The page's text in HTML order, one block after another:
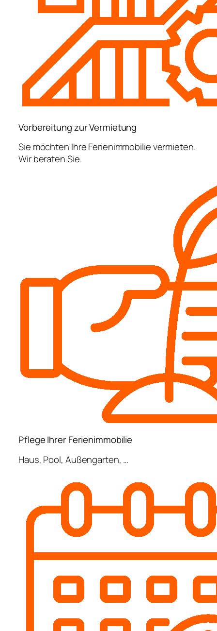
Vorbereitung zur Vermietung
Sie möchten Ihre Ferienimmobilie vermieten.
Wir beraten Sie.
Pflege Ihrer Ferienimmobilie
Haus, Pool, Außengarten, …